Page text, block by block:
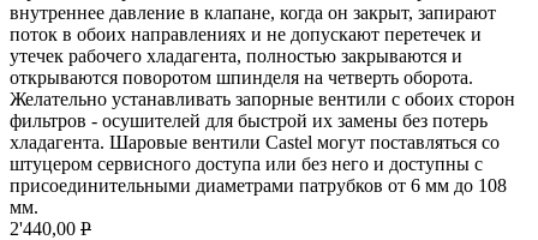
внутреннее давление в клапане, когда он закрыт, запирают
поток в обоих направлениях и не допускают перетечек и
утечек рабочего хладагента, полностью закрываются и
открываются поворотом шпинделя на четверть оборота.
Желательно устанавливать запорные вентили с обоих сторон
фильтров - осушителей для быстрой их замены без потерь
хладагента. Шаровые вентили Castel могут поставляться со
штуцером сервисного доступа или без него и доступны с
присоединительными диаметрами патрубков от 6 мм до 108
мм.
2'440,00 P